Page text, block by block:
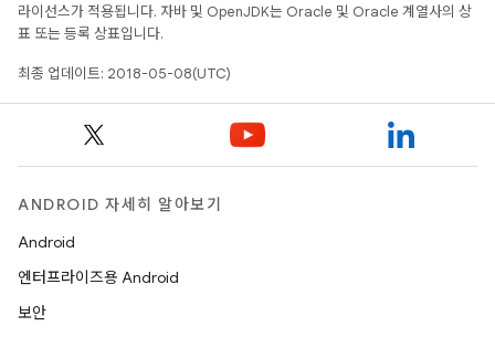
라이선스가 적용됩니다. 자바 및 OpenJDK는 Oracle 및 Oracle 계열사의 상
표 또는 등록 상표입니다.
최종 업데이트: 2018-05-08(UTC)
ANDROID 자세히 알아보기
Android
엔터프라이즈용 Android
보안